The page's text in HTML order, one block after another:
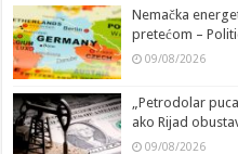
Nemačka
pretećom –
09/08/2026
„Petrodolar
ako Rijad
09/08/2026